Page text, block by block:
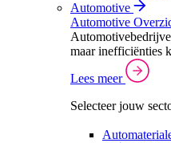
Automotive
Automotive
maar inefficiënties
Lees meer
Selecteer jouw